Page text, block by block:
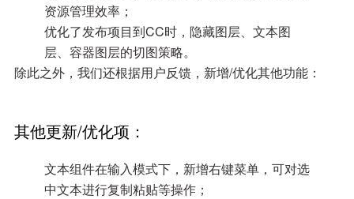
资源管理效率；
优化了发布项目到CC时，隐藏图层、文本图
层、容器图层的切图策略。
除此之外，我们还根据用户反馈，新增/优化其他功能：
其他更新/优化项：
文本组件在输入模式下，新增右键菜单，可对选
中文本进行复制粘贴等操作；